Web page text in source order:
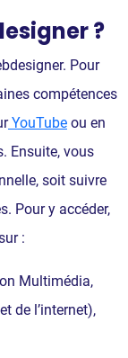
?
Pour
compétences
YouTube ou en
Ensuite, vous
soit suivre
Pour y accéder,
:
Multimédia,
de l’internet),